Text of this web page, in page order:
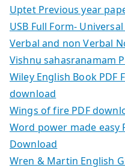
Uptet Previous year
USB Full Form-
Verbal and non Verbal
Vishnu sahasranamam
Wiley English Book PDF
download
Wings of fire PDF
Word power made easy
Download
Wren & Martin English